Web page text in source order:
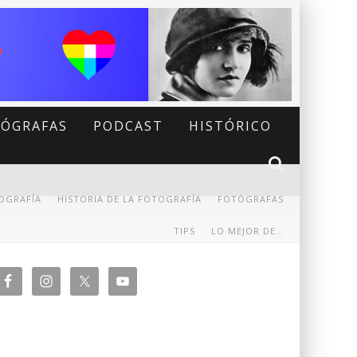
PODCAST HISTÓRICO
FOTÓGRAFAS
HISTORIA DE LA FOTOGRAFÍA
LO MEJOR DE…
TIPS